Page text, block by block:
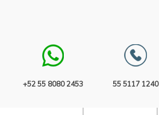
+52 55 8080 2453 55 5117 1240